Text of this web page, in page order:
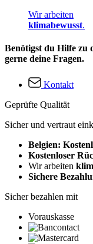
Wir arbeiten
klimabewusst.
Benötigst du Hilfe zu
gerne deine Fragen.
Kontakt
Geprüfte Qualität
Sicher und vertraut
Belgien:
Kostenloser
Wir arbeiten
Sichere
Sicher bezahlen mit
Vorauskasse